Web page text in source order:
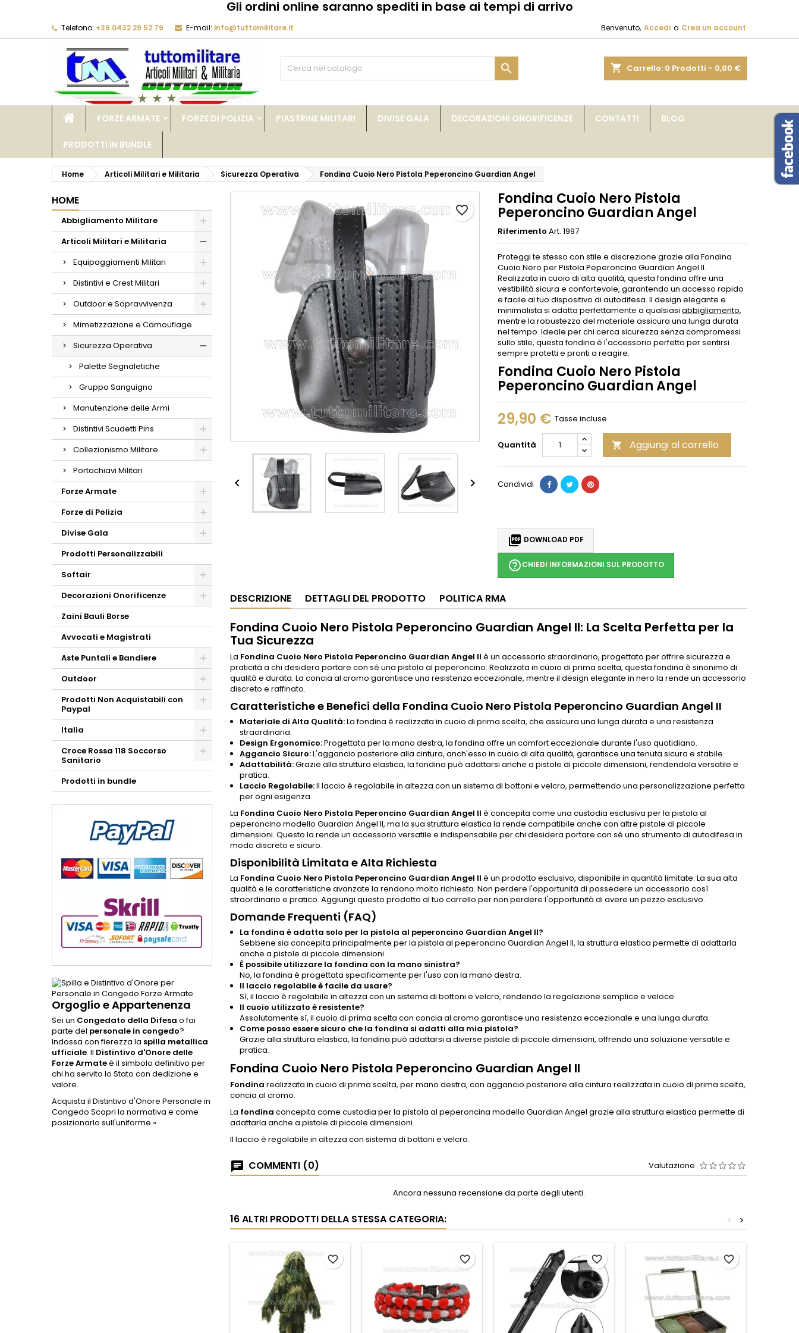
Gli ordini online saranno spediti in base ai tempi di arrivo
Telefono: +39.0432 29 52 79 E-mail: info@tuttomilitare.it Benvenuto, Accedi o Crea un account
shopping_cart Carrello: 0 Prodotti - 0,00 €

FORZE ARMATE FORZE DI POLIZIA PIASTRINE MILITARI DIVISE GALA DECORAZIONI ONORIFICENZE CONTATTI BLOG
PRODOTTI IN BUNDLE
Home Articoli Militari e Militaria Sicurezza Operativa Fondina Cuoio Nero Pistola Peperoncino Guardian Angel
HOME
Abbigliamento Militare
Articoli Militari e Militaria
Equipaggiamenti Militari
Distintivi e Crest Militari
Outdoor e Sopravvivenza
Mimetizzazione e Camouflage
Sicurezza Operativa
Palette Segnaletiche
Gruppo Sanguigno
Manutenzione delle Armi
Distintivi Scudetti Pins
Collezionismo Militare
Portachiavi Militari
Forze Armate
Forze di Polizia
Divise Gala
Prodotti Personalizzabili
Softair
Decorazioni Onorificenze
Zaini Bauli Borse
Avvocati e Magistrati
Aste Puntali e Bandiere
Outdoor
Prodotti Non Acquistabili con
Paypal
Italia
Croce Rossa 118 Soccorso
Sanitario
Prodotti in bundle
Orgoglio e Appartenenza
Sei un Congedato della Difesa o fai
parte del personale in congedo?
Indossa con fierezza la spilla metallica
ufficiale. Il Distintivo d'Onore delle
Forze Armateè il simbolo definitivo per
chi ha servito lo Stato con dedizione e
valore.
Acquista il Distintivo d'Onore Personale in
Congedo Scopri la normativa e come
posizionarlo sull'uniforme »
 
Fondina Cuoio Nero Pistola
Peperoncino Guardian Angel
Riferimento Art. 1997
Proteggi te stesso con stile e discrezione grazie alla Fondina
Cuoio Nero per Pistola Peperoncino Guardian Angel II.
Realizzata in cuoio di alta qualità, questa fondina offre una
vestibilità sicura e confortevole, garantendo un accesso rapido
e facile al tuo dispositivo di autodifesa. Il design elegante e
minimalista si adatta perfettamente a qualsiasi abbigliamento,
mentre la robustezza del materiale assicura una lunga durata
nel tempo. Ideale per chi cerca sicurezza senza compromessi
sullo stile, questa fondina è l'accessorio perfetto per sentirsi
sempre protetti e pronti a reagire.
Fondina Cuoio Nero Pistola
Peperoncino Guardian Angel
29,90 € Tasse incluse
Quantità  Aggiungi al carrello
favorite_border
Condividi
 DOWNLOAD PDF
help_outlineCHIEDI INFORMAZIONI SUL PRODOTTO
DESCRIZIONE DETTAGLI DEL PRODOTTO POLITICA RMA
Fondina Cuoio Nero Pistola Peperoncino Guardian Angel II: La Scelta Perfetta per la
Tua Sicurezza
La Fondina Cuoio Nero Pistola Peperoncino Guardian Angel II è un accessorio straordinario, progettato per offrire sicurezza e
praticità a chi desidera portare con sé una pistola al peperoncino. Realizzata in cuoio di prima scelta, questa fondina è sinonimo di
qualità e durata. La concia al cromo garantisce una resistenza eccezionale, mentre il design elegante in nero la rende un accessorio
discreto e raffinato.
Caratteristiche e Benefici della Fondina Cuoio Nero Pistola Peperoncino Guardian Angel II
Materiale di Alta Qualità:La fondina è realizzata in cuoio di prima scelta, che assicura una lunga durata e una resistenza
straordinaria.
Design Ergonomico:Progettata per la mano destra, la fondina offre un comfort eccezionale durante l'uso quotidiano.
Aggancio Sicuro:L'aggancio posteriore alla cintura, anch'esso in cuoio di alta qualità, garantisce una tenuta sicura e stabile.
Adattabilità:Grazie alla struttura elastica, la fondina può adattarsi anche a pistole di piccole dimensioni, rendendola versatile e
pratica.
Laccio Regolabile:Il laccio è regolabile in altezza con un sistema di bottoni e velcro, permettendo una personalizzazione perfetta
per ogni esigenza.
La Fondina Cuoio Nero Pistola Peperoncino Guardian Angel II è concepita come una custodia esclusiva per la pistola al
peperoncino modello Guardian Angel II, ma la sua struttura elastica la rende compatibile anche con altre pistole di piccole
dimensioni. Questo la rende un accessorio versatile e indispensabile per chi desidera portare con sé uno strumento di autodifesa in
modo discreto e sicuro.
Disponibilità Limitata e Alta Richiesta
La Fondina Cuoio Nero Pistola Peperoncino Guardian Angel II è un prodotto esclusivo, disponibile in quantità limitate. La sua alta
qualità e le caratteristiche avanzate la rendono molto richiesta. Non perdere l'opportunità di possedere un accessorio così
straordinario e pratico. Aggiungi questo prodotto al tuo carrello per non perdere l'opportunità di avere un pezzo esclusivo.
Domande Frequenti (FAQ)
La fondina è adatta solo per la pistola al peperoncino Guardian Angel II?
Sebbene sia concepita principalmente per la pistola al peperoncino Guardian Angel II, la struttura elastica permette di adattarla
anche a pistole di piccole dimensioni.
È possibile utilizzare la fondina con la mano sinistra?
No, la fondina è progettata specificamente per l'uso con la mano destra.
Il laccio regolabile è facile da usare?
Sì, il laccio è regolabile in altezza con un sistema di bottoni e velcro, rendendo la regolazione semplice e veloce.
Il cuoio utilizzato è resistente?
Assolutamente sì, il cuoio di prima scelta con concia al cromo garantisce una resistenza eccezionale e una lunga durata.
Come posso essere sicuro che la fondina si adatti alla mia pistola?
Grazie alla struttura elastica, la fondina può adattarsi a diverse pistole di piccole dimensioni, offrendo una soluzione versatile e
pratica.
Fondina Cuoio Nero Pistola Peperoncino Guardian Angel II
Fondina realizzata in cuoio di prima scelta, per mano destra, con aggancio posteriore alla cintura realizzata in cuoio di prima scelta,
concia al cromo.
La fondina concepita come custodia per la pistola al peperoncina modello Guardian Angel grazie alla struttura elastica permette di
adattarla anche a pistole di piccole dimensioni.
Il laccio è regolabile in altezza con sistema di bottoni e velcro.
COMMENTI (0) Valutazione
Ancora nessuna recensione da parte degli utenti.
16 ALTRI PRODOTTI DELLA STESSA CATEGORIA: >
<
favorite_border favorite_border favorite_border favorite_border
My wishlists ×
Create new list
Crea lista dei desideri ×
Nome lista dei desideri
Accedi ×
Devi avere effettuato l'accesso per salvare dei prodotti nella tua lista
Annulla Accedi